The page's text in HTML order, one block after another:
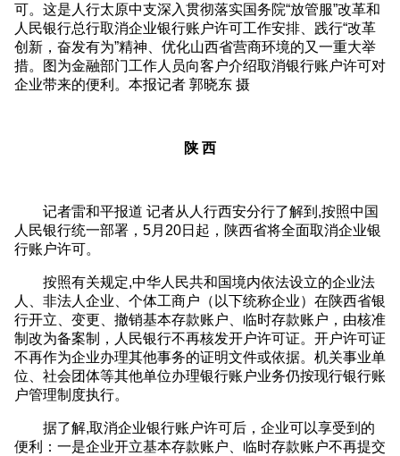
可。这是人行太原中支深入贯彻落实国务院“放管服”改革和
人民银行总行取消企业银行账户许可工作安排、践行“改革
创新，奋发有为”精神、优化山西省营商环境的又一重大举
措。图为金融部门工作人员向客户介绍取消银行账户许可对
企业带来的便利。本报记者 郭晓东 摄
陕 西
记者雷和平报道 记者从人行西安分行了解到,按照中国
人民银行统一部署，5月20日起，陕西省将全面取消企业银
行账户许可。
按照有关规定,中华人民共和国境内依法设立的企业法
人、非法人企业、个体工商户（以下统称企业）在陕西省银
行开立、变更、撤销基本存款账户、临时存款账户，由核准
制改为备案制，人民银行不再核发开户许可证。开户许可证
不再作为企业办理其他事务的证明文件或依据。机关事业单
位、社会团体等其他单位办理银行账户业务仍按现行银行账
户管理制度执行。
据了解,取消企业银行账户许可后，企业可以享受到的
便利：一是企业开立基本存款账户、临时存款账户不再提交